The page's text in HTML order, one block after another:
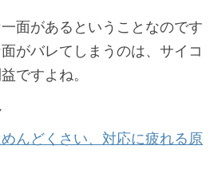
面があるということなのです
がバレてしまうのは、サイコ
ですよね。
んどくさい、対応に疲れる原